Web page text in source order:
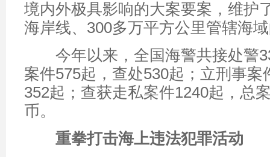
境内外极具影响的大案要案，维护
海岸线、300多万平方公里管辖海
今年以来，全国海警共接处警
案件575起，查处530起；立刑事案
352起；查获走私案件1240起，总
币。
重拳打击海上违法犯罪活动